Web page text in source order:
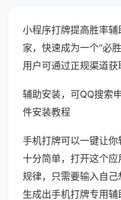
小程序打牌提高胜率
家，快速成为一个“必
用户可通过正规渠道获
辅助安装，可QQ搜索
件安装教程
手机打牌可以一键让你
十分简单，打开这个
规律，只需要输入自
生成出手机打牌专用